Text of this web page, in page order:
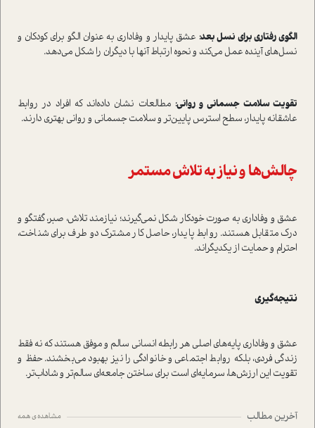
الگوی رفتاری برای نسل بعد: عشق پایدار و وفاداری به عنوان الگو برای کودکان و
نسل‌های آینده عمل می‌کند و نحوه ارتباط آنها با دیگران را شکل می‌دهد.
تقویت سلامت جسمانی و روانی: مطالعات نشان داده‌اند که افراد در روابط
عاشقانه پایدار، سطح استرس پایین‌تر و سلامت جسمانی و روانی بهتری دارند.
چالش‌ها و نیاز به تلاش مستمر
عشق و وفاداری به صورت خودکار شکل نمی‌گیرند؛ نیازمند تلاش، صبر، گفتگو و
درک متقابل هستند. روابط پایدار، حاصل کار مشترک دو طرف برای شناخت،
احترام و حمایت از یکدیگر‌اند.
نتیجه‌گیری
عشق و وفاداری پایه‌های اصلی هر رابطه انسانی سالم و موفق هستند که نه فقط
زندگی فردی، بلکه روابط اجتماعی و خانوادگی را نیز بهبود می‌بخشند. حفظ و
تقویت این ارزش‌ها، سرمایه‌ای است برای ساختن جامعه‌ای سالم‌تر و شاداب‌تر.
آخرین مطالب مشاهده ی همه